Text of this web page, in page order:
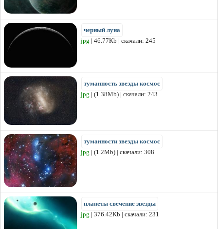
черный луна
jpg | 46.77Kb | скачали: 245
туманность звезды космос
jpg | (1.38Mb) | скачали: 243
туманности звезды космос
jpg | (1.2Mb) | скачали: 308
планеты свечение звезды
jpg | 376.42Kb | скачали: 231